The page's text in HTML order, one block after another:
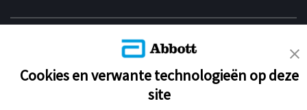
Cookies en verwante technologieën op deze
site